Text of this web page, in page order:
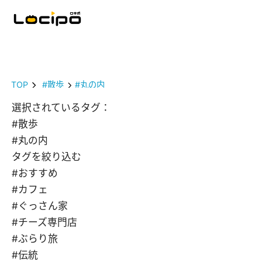
TOP #散歩 #丸の内
選択されているタグ：
#散歩
#丸の内
タグを絞り込む
#おすすめ
#カフェ
#ぐっさん家
#チーズ専門店
#ぶらり旅
#伝統